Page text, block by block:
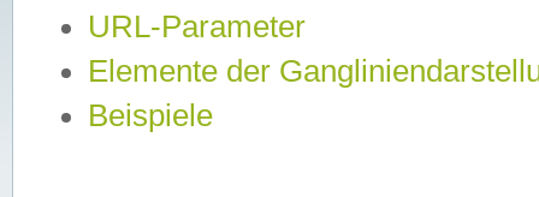
URL-Parameter
Elemente der
Beispiele